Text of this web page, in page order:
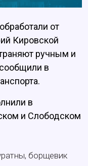
от
Кировской
ручным и
в
в
и Слободском
борщевик